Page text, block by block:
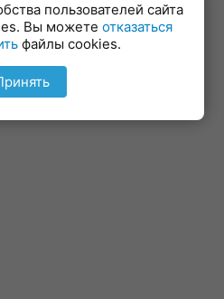
пользователей сайта
Вы можете отказаться
файлы cookies.